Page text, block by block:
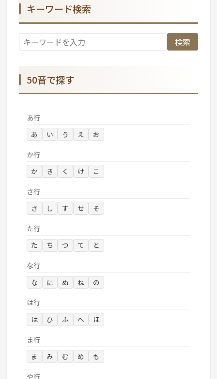
キーワード検索
検索
50音で探す
あ行
あ い う え お
か行
か き く け こ
さ行
さ し す せ そ
た行
た ち つ て と
な行
な に ぬ ね の
は行
は ひ ふ へ ほ
ま行
ま み む め も
や行